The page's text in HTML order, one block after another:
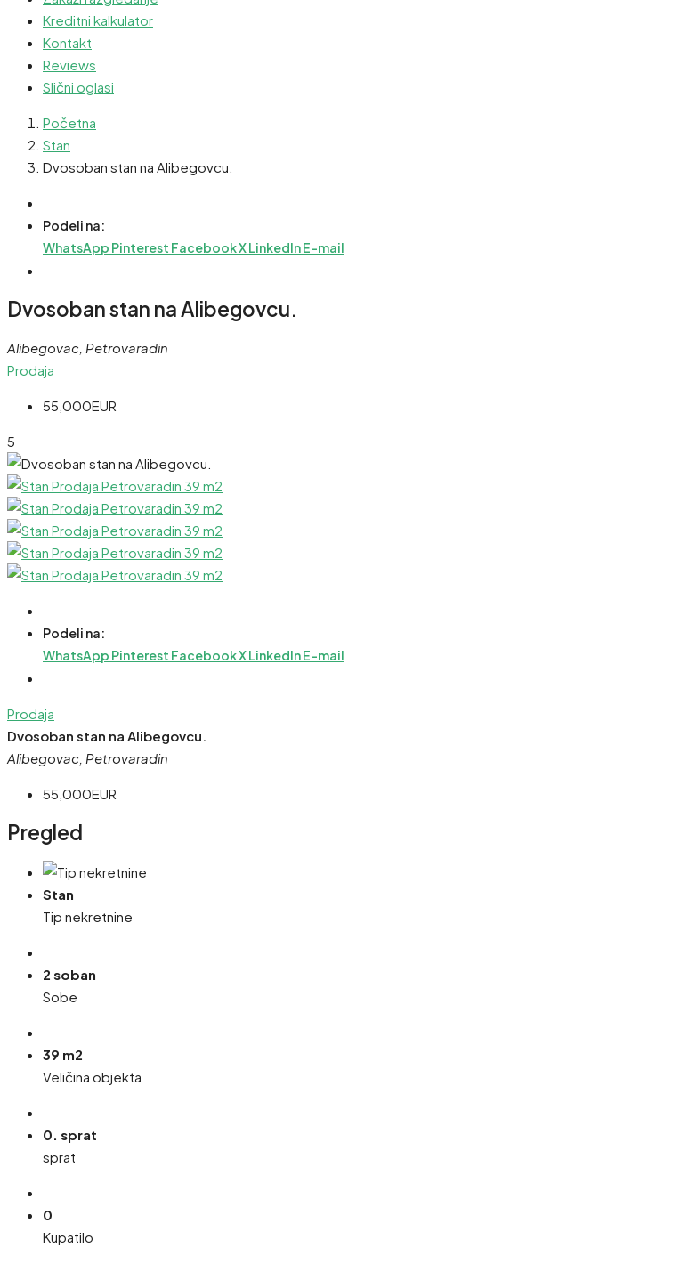
Kreditni kalkulator
Kontakt
Reviews
Slični oglasi
Početna
Stan
Dvosoban stan na Alibegovcu.
Podeli na:
WhatsApp Pinterest FacebookXLinkedInE-mail
Dvosoban stan na Alibegovcu.
Alibegovac, Petrovaradin
Prodaja
55,000EUR
5
Podeli na:
WhatsApp Pinterest FacebookXLinkedInE-mail
Prodaja
Dvosoban stan na Alibegovcu.
Alibegovac, Petrovaradin
55,000EUR
Pregled
Stan
Tip nekretnine
2 soban
Sobe
39 m2
Veličina objekta
0. sprat
sprat
0
Kupatilo